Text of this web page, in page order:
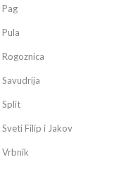
Pag
Pula
Rogoznica
Savudrija
Split
Sveti Filip i Jakov
Vrbnik